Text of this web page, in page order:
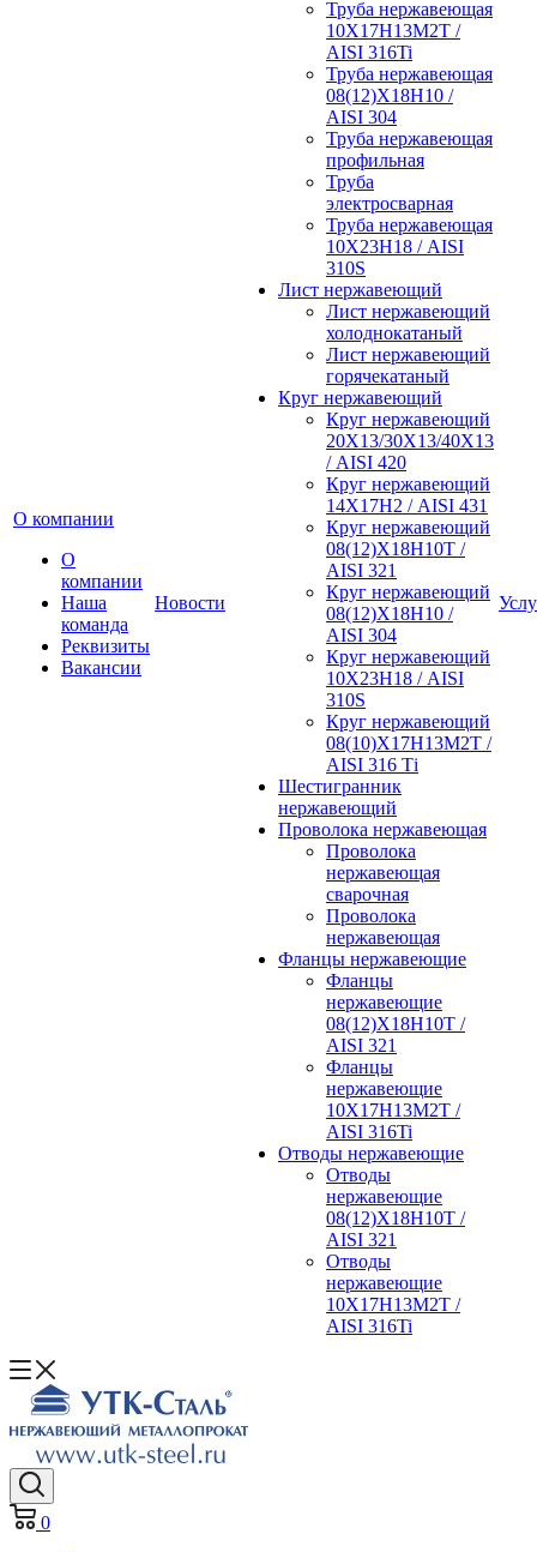
О компании
О
компании
Наша
команда
Реквизиты
Вакансии
Новости
Труба нержавеющая
10Х17Н13М2Т /
AISI 316Ti
Труба нержавеющая
08(12)Х18Н10 /
AISI 304
Труба нержавеющая
профильная
Труба
электросварная
Труба нержавеющая
10Х23Н18 / AISI
310S
Лист нержавеющий
Лист нержавеющий
холоднокатаный
Лист нержавеющий
горячекатаный
Круг нержавеющий
Круг нержавеющий
20Х13/30Х13/40Х13
/ AISI 420
Круг нержавеющий
14Х17Н2 / AISI 431
Круг нержавеющий
08(12)Х18Н10Т /
AISI 321
Круг нержавеющий
08(12)Х18Н10 /
AISI 304
Круг нержавеющий
10Х23Н18 / AISI
310S
Круг нержавеющий
08(10)Х17Н13М2Т /
AISI 316 Тi
Шестигранник
нержавеющий
Проволока нержавеющая
Проволока
нержавеющая
сварочная
Проволока
нержавеющая
Фланцы нержавеющие
Фланцы
нержавеющие
08(12)Х18Н10Т /
AISI 321
Фланцы
нержавеющие
10Х17Н13М2Т /
AISI 316Ti
Отводы нержавеющие
Отводы
нержавеющие
08(12)Х18Н10Т /
AISI 321
Отводы
нержавеющие
10Х17Н13М2Т /
AISI 316Ti
0